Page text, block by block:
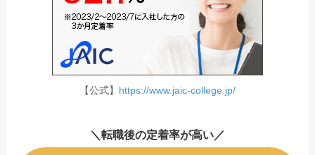
【公式】 https://www.jaic-college.jp/
＼転職後の定着率が高い／